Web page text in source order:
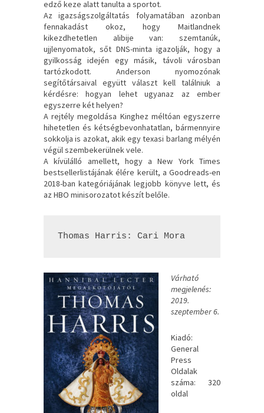
edző keze alatt tanulta a sportot.
Az igazságszolgáltatás folyamatában azonban
fennakadást okoz, hogy Maitlandnek
kikezdhetetlen alibije van: szemtanúk,
ujjlenyomatok, sőt DNS-minta igazolják, hogy a
gyilkosság idején egy másik, távoli városban
tartózkodott. Anderson nyomozónak
segítőtársaival együtt választ kell találniuk a
kérdésre: hogyan lehet ugyanaz az ember
egyszerre két helyen?
A rejtély megoldása Kinghez méltóan egyszerre
hihetetlen és kétségbevonhatatlan, bármennyire
sokkolja is azokat, akik egy texasi barlang mélyén
végül szembekerülnek vele.
A kívülálló amellett, hogy a New York Times
bestsellerlistájának élére került, a Goodreads-en
2018-ban kategóriájának legjobb könyve lett, és
az HBO minisorozatot készít belőle.
Thomas Harris: Cari Mora
Várható
megjelenés:
2019.
szeptember 6.
Kiadó:
General
Press
Oldalak
száma: 320
oldal